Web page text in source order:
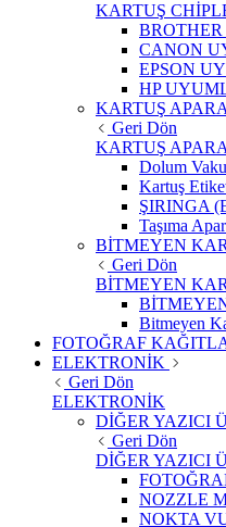
KARTUŞ
CANON
EPSON
HP
KARTUŞ
Geri Dön
KARTUŞ
Dolum
Kartuş
ŞIRINGA
Taşıma
BİTMEYEN
Geri Dön
BİTMEYEN
Bitmeyen
FOTOĞRAF
ELEKTRONİK
Geri Dön
ELEKTRONİK
DİĞER YAZICI
Geri Dön
DİĞER YAZICI
NOZZLE
NOKTA